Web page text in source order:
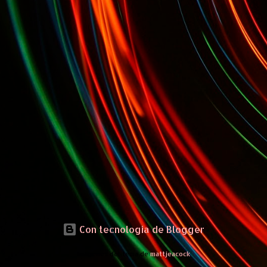
Con tecnología de Blogger
Imágenes del tema demattjeacock